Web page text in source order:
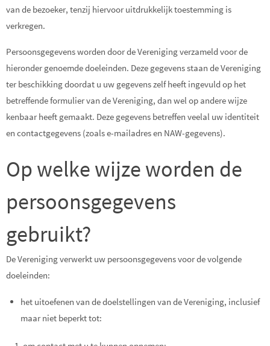
van de bezoeker, tenzij hiervoor uitdrukkelijk toestemming is
verkregen.
Persoonsgegevens worden door de Vereniging verzameld voor de
hieronder genoemde doeleinden. Deze gegevens staan de Vereniging
ter beschikking doordat u uw gegevens zelf heeft ingevuld op het
betreffende formulier van de Vereniging, dan wel op andere wijze
kenbaar heeft gemaakt. Deze gegevens betreffen veelal uw identiteit
en contactgegevens (zoals e-mailadres en NAW-gegevens).
Op welke wijze worden de
persoonsgegevens
gebruikt?
De Vereniging verwerkt uw persoonsgegevens voor de volgende
doeleinden:
het uitoefenen van de doelstellingen van de Vereniging, inclusief
maar niet beperkt tot: